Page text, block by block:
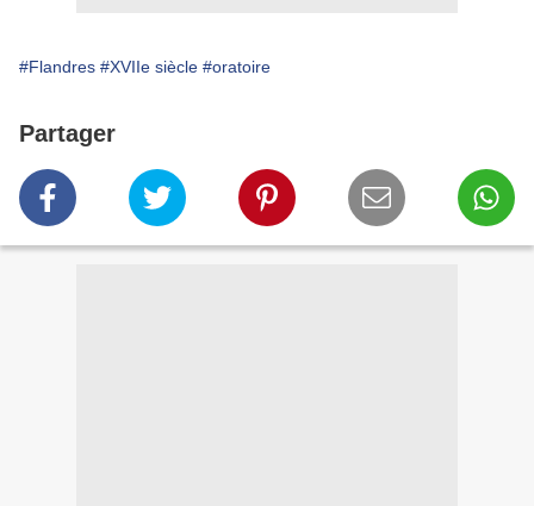
#Flandres #XVIIe siècle #oratoire
Partager